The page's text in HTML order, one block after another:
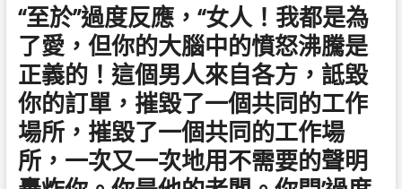
“至於”過度反應，“女人！我都是為
了愛，但你的大腦中的憤怒沸騰是
正義的！這個男人來自各方，詆毀
你的訂單，摧毀了一個共同的工作
場所，摧毀了一個共同的工作場
所，一次又一次地用不需要的聲明